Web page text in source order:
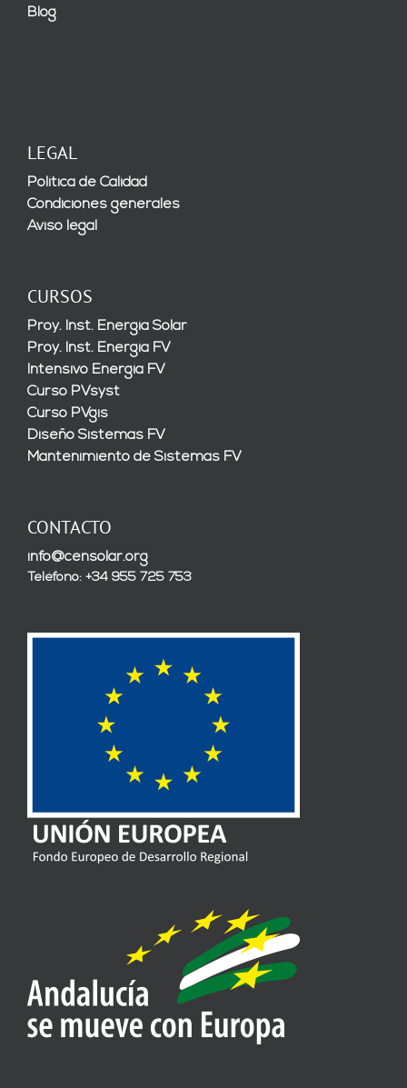
Blog
LEGAL
Política de Calidad
Condiciones generales
Aviso legal
CURSOS
Proy. Inst. Energía Solar
Proy. Inst. Energía FV
Intensivo Energía FV
Curso PVsyst
Curso PVgis
Diseño Sistemas FV
Mantenimiento de Sistemas FV
CONTACTO
info@censolar.org
Teléfono: +34 955 725 753